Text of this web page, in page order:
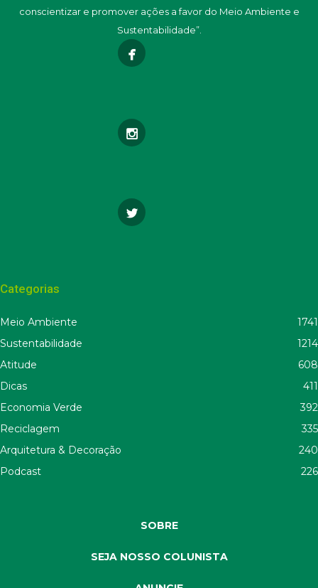
conscientizar e promover ações a favor do Meio Ambiente e
Sustentabilidade”.
Categorias
Meio Ambiente
1741
Sustentabilidade
1214
Atitude
608
Dicas
411
Economia Verde
392
Reciclagem
335
Arquitetura & Decoração
240
Podcast
226
SOBRE
SEJA NOSSO COLUNISTA